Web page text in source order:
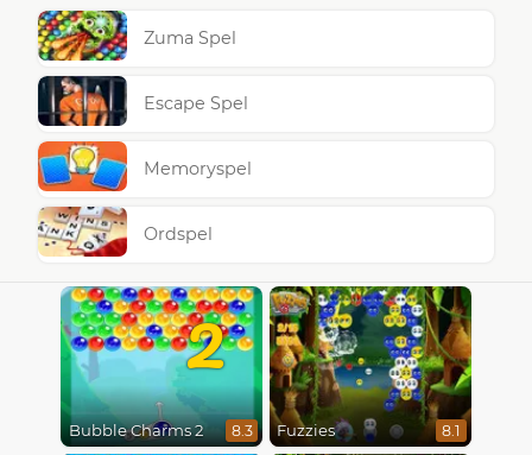
Zuma Spel
Escape Spel
Memoryspel
Ordspel
2
Bubble Charms 2 8.3 Fuzzies 8.1